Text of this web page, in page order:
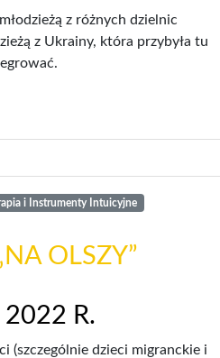
z różnych dzielnic
z Ukrainy, która przybyła tu
i Instrumenty Intuicyjne
OLSZY”
2022 R.
(szczególnie dzieci migranckie i